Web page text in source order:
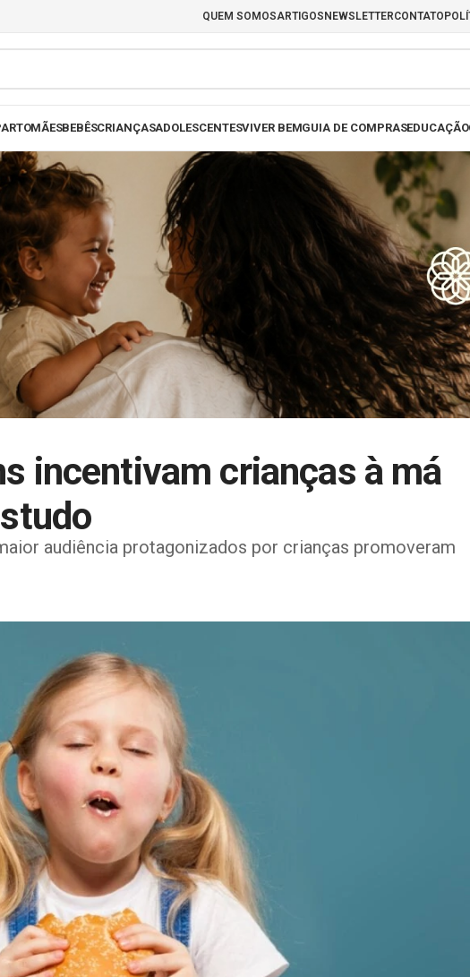
QUEM SOMOSARTIGOS NEWSLETTERCONTATO
MÃESBEBÊSCRIANÇASADOLESCENTESVIVER BEMGUIA DE COMPRASEDUCAÇÃO
incentivam crianças à má
audiência protagonizados por crianças promoveram